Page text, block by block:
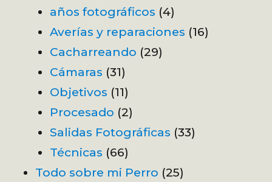
años fotográficos (4)
Averías y reparaciones (16)
Cacharreando (29)
Cámaras (31)
Objetivos (11)
Procesado (2)
Salidas Fotográficas (33)
Técnicas (66)
Todo sobre mi Perro (25)